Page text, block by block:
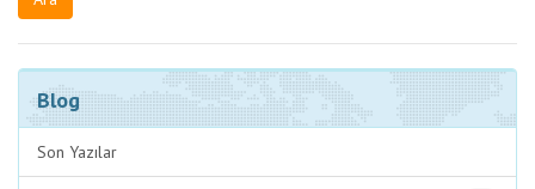
Blog
Son Yazılar